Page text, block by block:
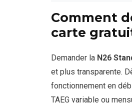
Comment
carte
Demander la N26
et plus transparente.
fonctionnement en
TAEG variable ou